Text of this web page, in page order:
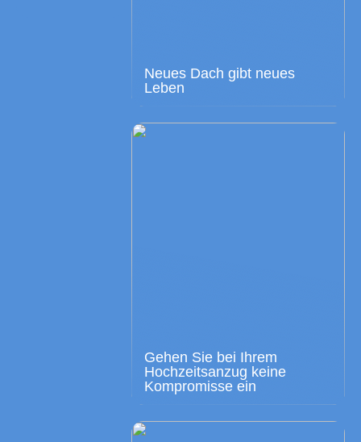
Neues Dach gibt neues
Leben
Gehen Sie bei Ihrem
Hochzeitsanzug keine
Kompromisse ein